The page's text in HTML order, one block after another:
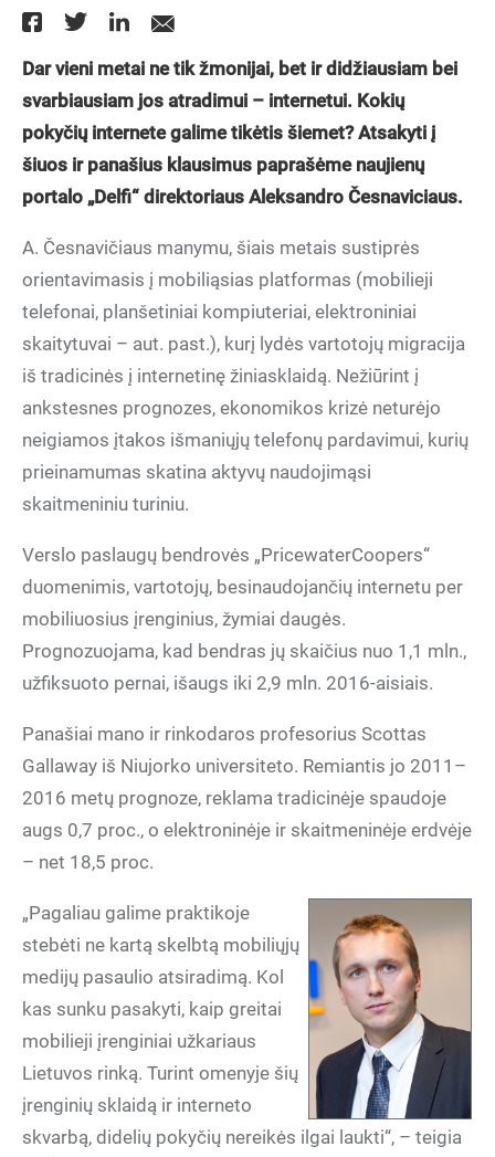
Dar vieni metai ne tik žmonijai, bet ir didžiausiam bei
svarbiausiam jos atradimui – internetui. Kokių
pokyčių internete galime tikėtis šiemet? Atsakyti į
šiuos ir panašius klausimus paprašėme naujienų
portalo „Delfi“ direktoriaus Aleksandro Česnaviciaus.
A. Česnavičiaus manymu, šiais metais sustiprės
orientavimasis į mobiliąsias platformas (mobilieji
telefonai, planšetiniai kompiuteriai, elektroniniai
skaitytuvai – aut. past.), kurį lydės vartotojų migracija
iš tradicinės į internetinę žiniasklaidą. Nežiūrint į
ankstesnes prognozes, ekonomikos krizė neturėjo
neigiamos įtakos išmaniųjų telefonų pardavimui, kurių
prieinamumas skatina aktyvų naudojimąsi
skaitmeniniu turiniu.
Verslo paslaugų bendrovės „PricewaterCoopers“
duomenimis, vartotojų, besinaudojančių internetu per
mobiliuosius įrenginius, žymiai daugės.
Prognozuojama, kad bendras jų skaičius nuo 1,1 mln.,
užfiksuoto pernai, išaugs iki 2,9 mln. 2016-aisiais.
Panašiai mano ir rinkodaros profesorius Scottas
Gallaway iš Niujorko universiteto. Remiantis jo 2011–
2016 metų prognoze, reklama tradicinėje spaudoje
augs 0,7 proc., o elektroninėje ir skaitmeninėje erdvėje
– net 18,5 proc.
„Pagaliau galime praktikoje
stebėti ne kartą skelbtą mobiliųjų
medijų pasaulio atsiradimą. Kol
kas sunku pasakyti, kaip greitai
mobilieji įrenginiai užkariaus
Lietuvos rinką. Turint omenyje šių
įrenginių sklaidą ir interneto
skvarbą, didelių pokyčių nereikės ilgai laukti“, – teigia